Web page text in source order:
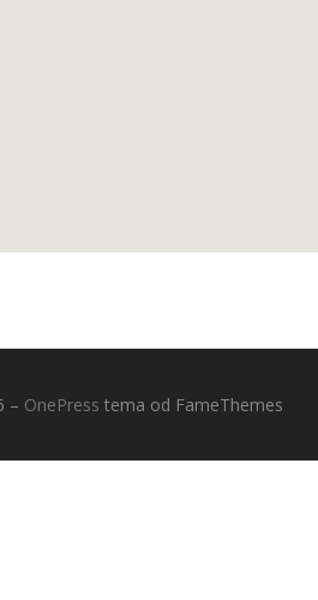
– OnePress tema od FameThemes